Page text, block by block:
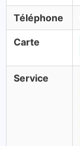
Téléphone
Carte
Service